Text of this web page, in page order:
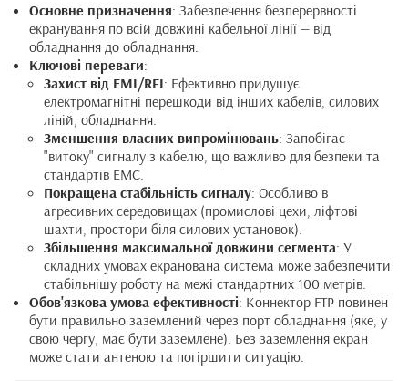
Основне призначення: Забезпечення безперервності
екранування по всій довжині кабельної лінії — від
обладнання до обладнання.
Ключові переваги:
Захист від EMI/RFI: Ефективно придушує
електромагнітні перешкоди від інших кабелів, силових
ліній, обладнання.
Зменшення власних випромінювань: Запобігає
"витоку" сигналу з кабелю, що важливо для безпеки та
стандартів EMC.
Покращена стабільність сигналу: Особливо в
агресивних середовищах (промислові цехи, ліфтові
шахти, простори біля силових установок).
Збільшення максимальної довжини сегмента: У
складних умовах екранована система може забезпечити
стабільнішу роботу на межі стандартних 100 метрів.
Обов'язкова умова ефективності: Коннектор FTP повинен
бути правильно заземлений через порт обладнання (яке, у
свою чергу, має бути заземлене). Без заземлення екран
може стати антеною та погіршити ситуацію.